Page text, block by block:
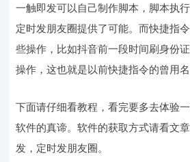
一触即发可以自己制作脚本，脚本执
定时发朋友圈提供了可能。而快捷指
些操作，比如抖音前一段时间刷身份
操作，这也就是以前快捷指令的曾用名
下面请仔细看教程，看完要多去体验
软件的真谛。软件的获取方式请看文
发，定时发朋友圈。